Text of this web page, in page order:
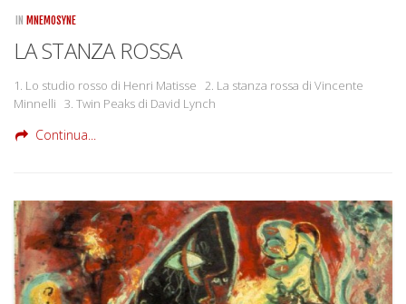
IN MNEMOSYNE
LA STANZA ROSSA
1. Lo studio rosso di Henri Matisse 2. La stanza rossa di Vincente
Minnelli 3. Twin Peaks di David Lynch
Continua...